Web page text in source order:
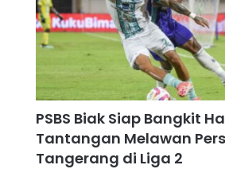
PSBS Biak Siap Bangkit
Tantangan Melawan
Tangerang di Liga 2